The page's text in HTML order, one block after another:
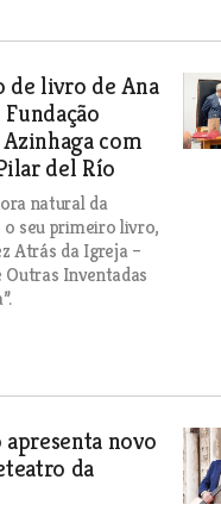
de livro de Ana
com
del Río
natural da
o seu primeiro livro,
Atrás da Igreja –
Outras Inventadas
novo
da